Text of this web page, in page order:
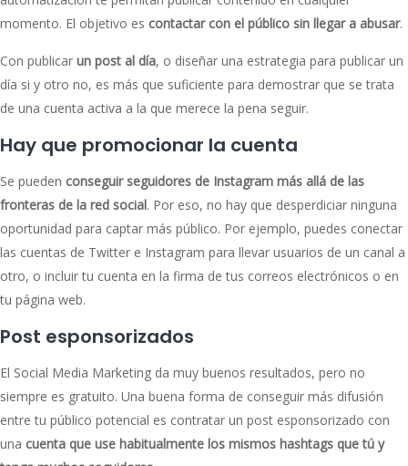
momento. El objetivo es contactar con el público sin llegar a abusar.
Con publicar un post al día, o diseñar una estrategia para publicar un
día si y otro no, es más que suficiente para demostrar que se trata
de una cuenta activa a la que merece la pena seguir.
Hay que promocionar la cuenta
Se pueden conseguir seguidores de Instagram más allá de las
fronteras de la red social. Por eso, no hay que desperdiciar ninguna
oportunidad para captar más público. Por ejemplo, puedes conectar
las cuentas de Twitter e Instagram para llevar usuarios de un canal a
otro, o incluir tu cuenta en la firma de tus correos electrónicos o en
tu página web.
Post esponsorizados
El Social Media Marketing da muy buenos resultados, pero no
siempre es gratuito. Una buena forma de conseguir más difusión
entre tu público potencial es contratar un post esponsorizado con
una cuenta que use habitualmente los mismos hashtags que tú y